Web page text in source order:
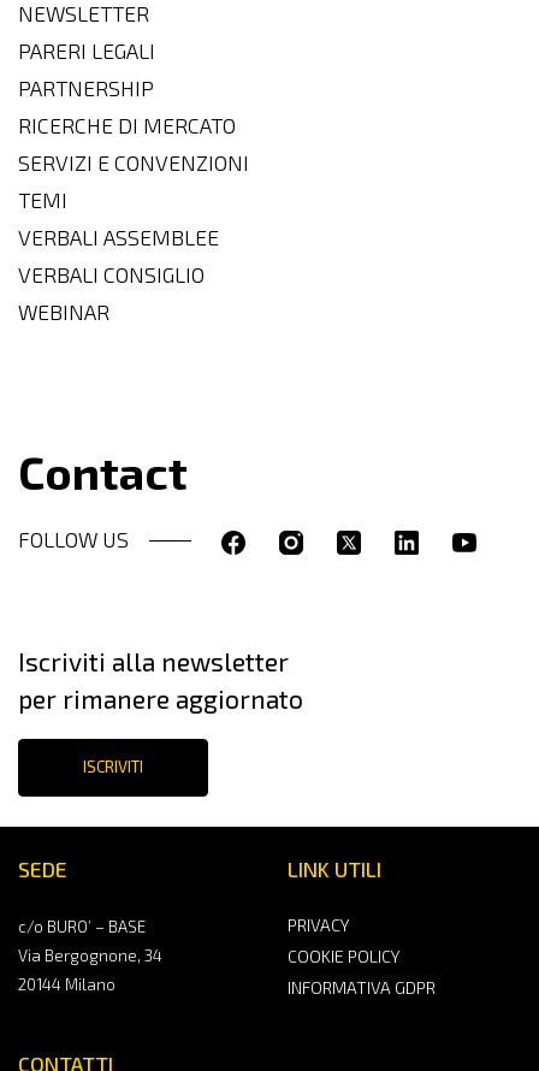
NEWSLETTER
PARERI LEGALI
PARTNERSHIP
RICERCHE DI MERCATO
SERVIZI E CONVENZIONI
TEMI
VERBALI ASSEMBLEE
VERBALI CONSIGLIO
WEBINAR
Contact
FOLLOW US
SEDE
c/o BURO’ – BASE
Via Bergognone, 34
20144 Milano
CONTATTI
LINK UTILI
PRIVACY
COOKIE POLICY
INFORMATIVA GDPR
Iscriviti alla newsletter
per rimanere aggiornato
ISCRIVITI